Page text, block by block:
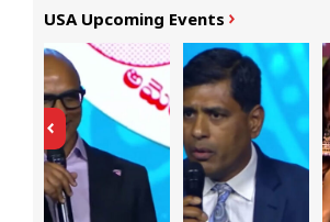
USA Upcoming Events